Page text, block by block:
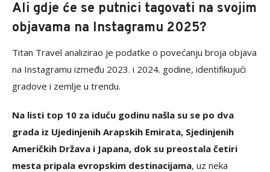
Ali gdje će se putnici tagovati na svojim
objavama na Instagramu 2025?
Titan Travel analizirao je podatke o povećanju broja objava
na Instagramu između 2023. i 2024. godine, identifikujući
gradove i zemlje u trendu.
Na listi top 10 za iduću godinu našla su se po dva
grada iz Ujedinjenih Arapskih Emirata, Sjedinjenih
Američkih Država i Japana, dok su preostala četiri
mesta pripala evropskim destinacijama, uz neka